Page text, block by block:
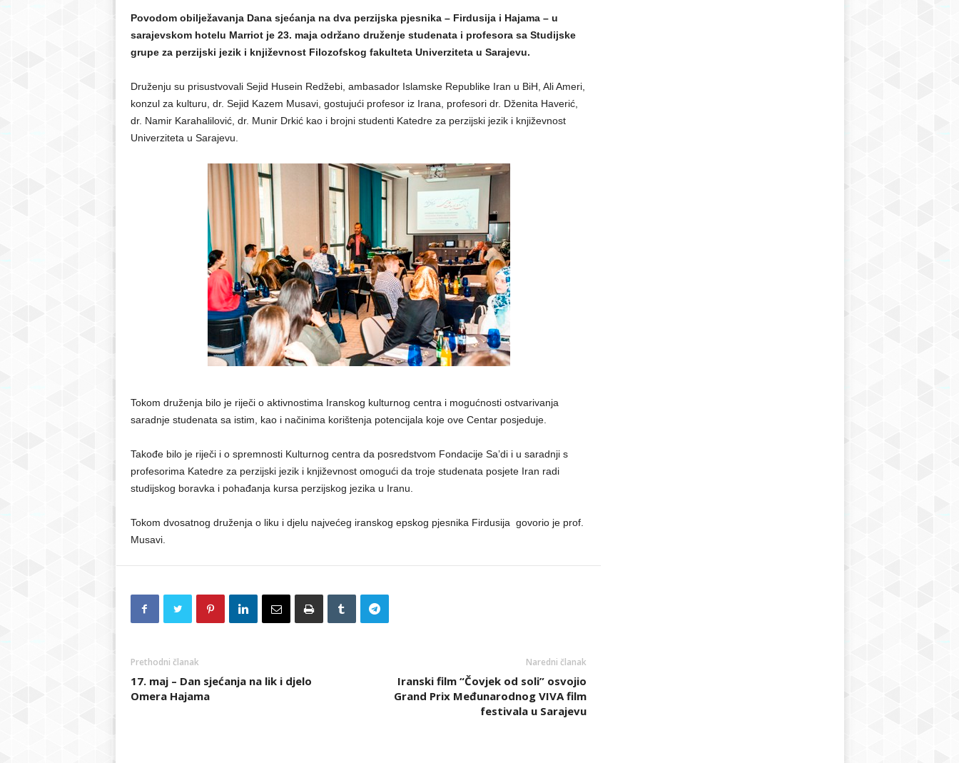
a
r
Povodom obilježavanja Dana sjećanja na dva perzijska pjesnika – Firdusija i Hajama – u
sarajevskom hotelu Marriot je 23. maja održano druženje studenata i profesora sa Studijske
grupe za perzijski jezik i književnost Filozofskog fakulteta Univerziteta u Sarajevu.
Druženju su prisustvovali Sejid Husein Redžebi, ambasador Islamske Republike Iran u BiH, Ali Ameri,
konzul za kulturu, dr. Sejid Kazem Musavi, gostujući profesor iz Irana, profesori dr. Dženita Haverić,
dr. Namir Karahalilović, dr. Munir Drkić kao i brojni studenti Katedre za perzijski jezik i književnost
Univerziteta u Sarajevu.
Tokom druženja bilo je riječi o aktivnostima Iranskog kulturnog centra i mogućnosti ostvarivanja
saradnje studenata sa istim, kao i načinima korištenja potencijala koje ove Centar posjeduje.
Takođe bilo je riječi i o spremnosti Kulturnog centra da posredstvom Fondacije Sa’di i u saradnji s
profesorima Katedre za perzijski jezik i književnost omogući da troje studenata posjete Iran radi
studijskog boravka i pohađanja kursa perzijskog jezika u Iranu.
Tokom dvosatnog druženja o liku i djelu najvećeg iranskog epskog pjesnika Firdusija govorio je prof.
Musavi.
Prethodni članak
17. maj – Dan sjećanja na lik i djelo
Omera Hajama
Naredni članak
Iranski film “Čovjek od soli” osvojio
Grand Prix Međunarodnog VIVA film
festivala u Sarajevu